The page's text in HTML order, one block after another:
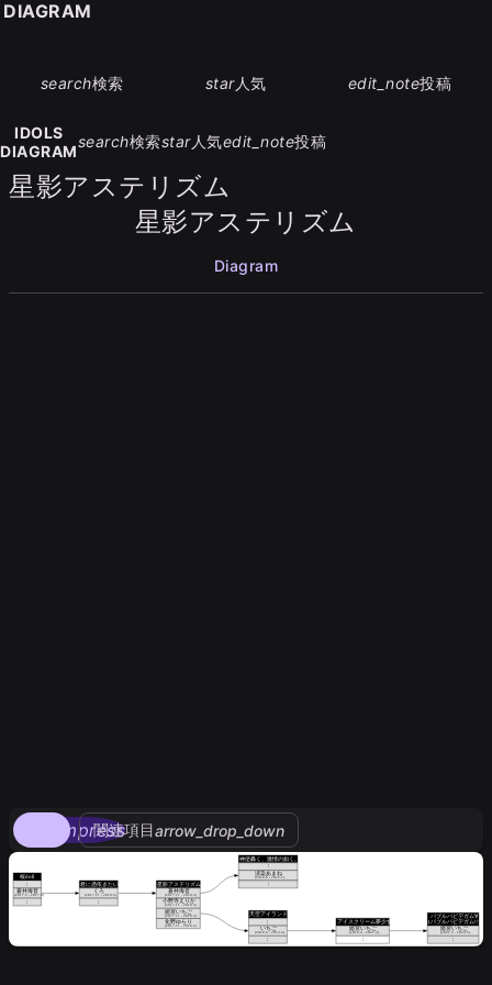
search検索 star人気 edit_note投稿
IDOLS
DIAGRAM
search検索star人気edit_note投稿
星影アステリズム
星影アステリズム
Diagram
compress
関連項目arrow_drop_down